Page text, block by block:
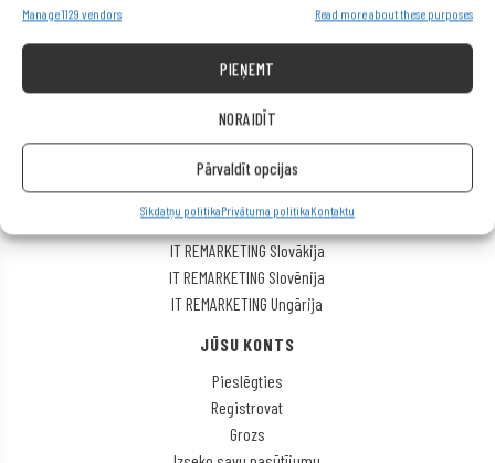
Manage 1129 vendors Read more about these purposes
PIEŅEMT
NORAIDĪT
Pārvaldīt opcijas
Sīkdatņu politikaPrivātuma politikaKontaktu
Legādātā aprīkojuma atgriešana
IT REMARKETING Čehijas Republika
IT REMARKETING International
IT REMARKETING Itālija
IT REMARKETING Lietuva
IT REMARKETING Polija
IT REMARKETING Rumānija
IT REMARKETING Slovākija
IT REMARKETING Slovēnija
IT REMARKETING Ungārija
JŪSU KONTS
Pieslēgties
Registrovat
Grozs